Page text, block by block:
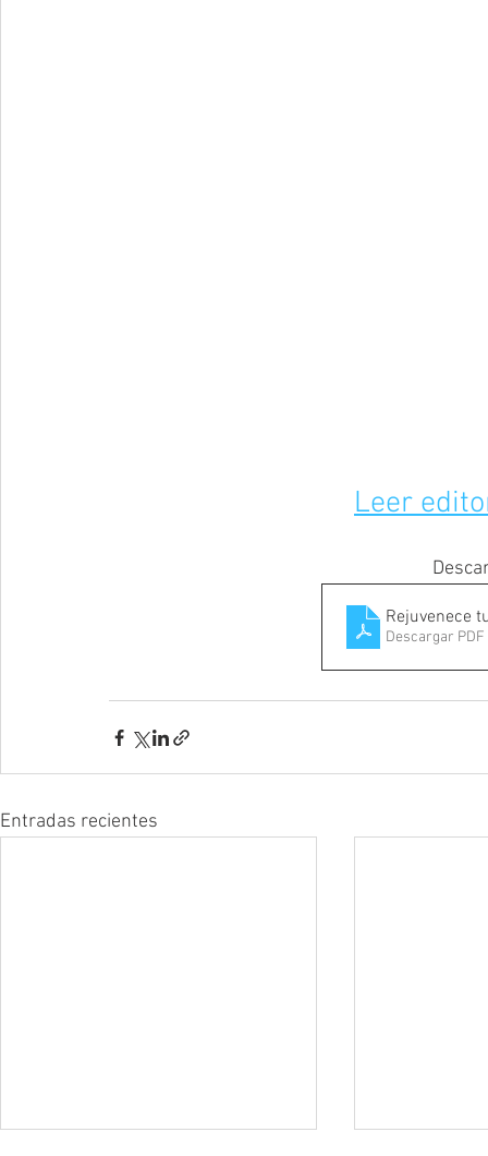
Leer
Rejuvenece
Descargar PDF
Entradas recientes